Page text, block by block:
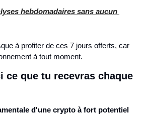
hebdomadaires sans aucun
à profiter de ces 7 jours offerts, car
à tout moment.
ce que tu recevras chaque